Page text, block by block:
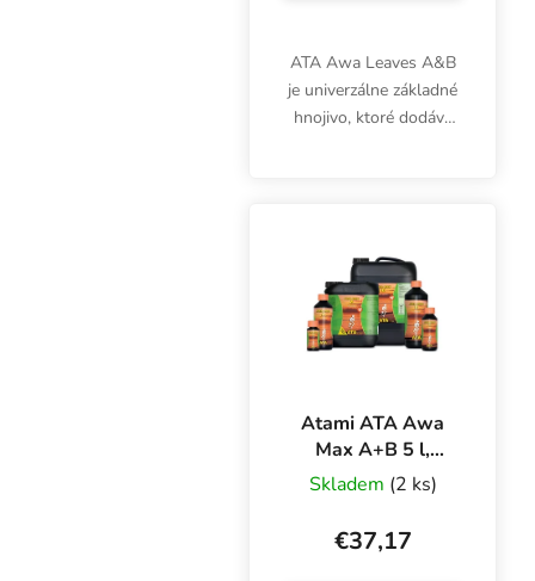
ATA Awa Leaves A&B
je univerzálne základné
hnojivo, ktoré dodáva
základný živný...
Atami ATA Awa
Max A+B 5 l,
základné hnojivo
na kvety
Skladem (2 ks)
€37,17